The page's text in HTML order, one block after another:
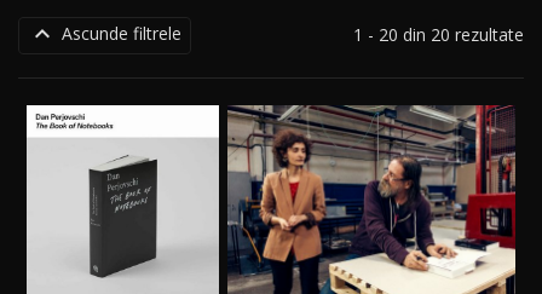
 Ascunde filtrele 1 - 20 din 20 rezultate